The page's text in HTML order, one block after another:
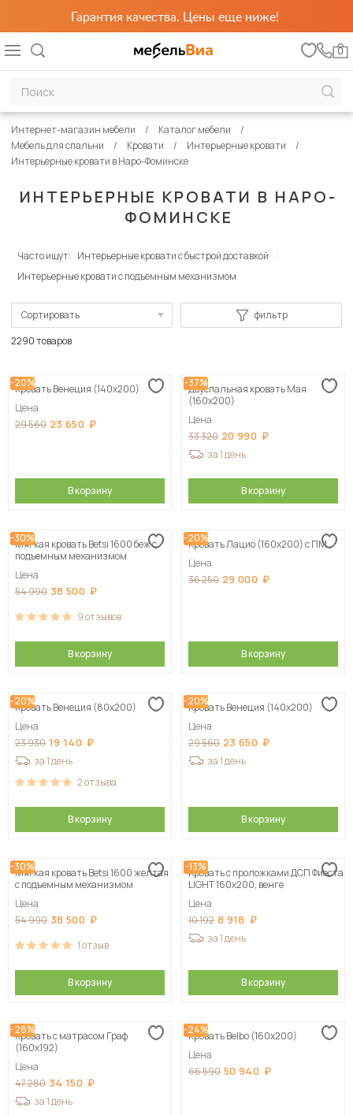
Гарантия качества. Цены еще ниже!
0
ИНТЕРЬЕРНЫЕ КРОВАТИ В НАРО-
ФОМИНСКЕ
Интернет-магазин мебели
Каталог мебели
Мебель для спальни
Кровати
Интерьерные кровати
Интерьерные кровати в Наро-Фоминске
Часто ищут: Интерьерные кровати с быстрой доставкой
Интерьерные кровати с подъемным механизмом
Сортировать
По популярности
Сначала дорогие
фильтр
2290 товаров
-20%
Кровать Венеция (140х200)
Цена
29 560 23 650
В корзину
-37%
Двуспальная кровать Мая
(160х200)
Цена
33 320 20 990
за 1 день
В корзину
-30%
Мягкая кровать Betsi 1600 беж с
подъемным механизмом
Цена
54 990 38 500
9отзывов
В корзину
-20%
Кровать Лацио (160х200) с ПМ
Цена
36 250 29 000
В корзину
-20%
Кровать Венеция (80х200)
Цена
23 930 19 140
за 1 день
2отзыва
В корзину
-20%
Кровать Венеция (140х200)
Цена
29 560 23 650
за 1 день
В корзину
-30%
Мягкая кровать Betsi 1600 желтая
с подъемным механизмом
Цена
54 990 38 500
1отзыв
В корзину
-13%
Кровать с проложками ДСП Фиеста
LIGHT 160х200, венге
Цена
10 192 8 918
за 1 день
В корзину
-28%
Кровать с матрасом Граф
(160х192)
Цена
47 280 34 150
за 1 день
-24%
Кровать Belbo (160х200)
Цена
66 590 50 940